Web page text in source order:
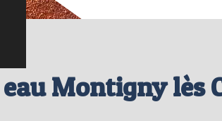
Montigny lès